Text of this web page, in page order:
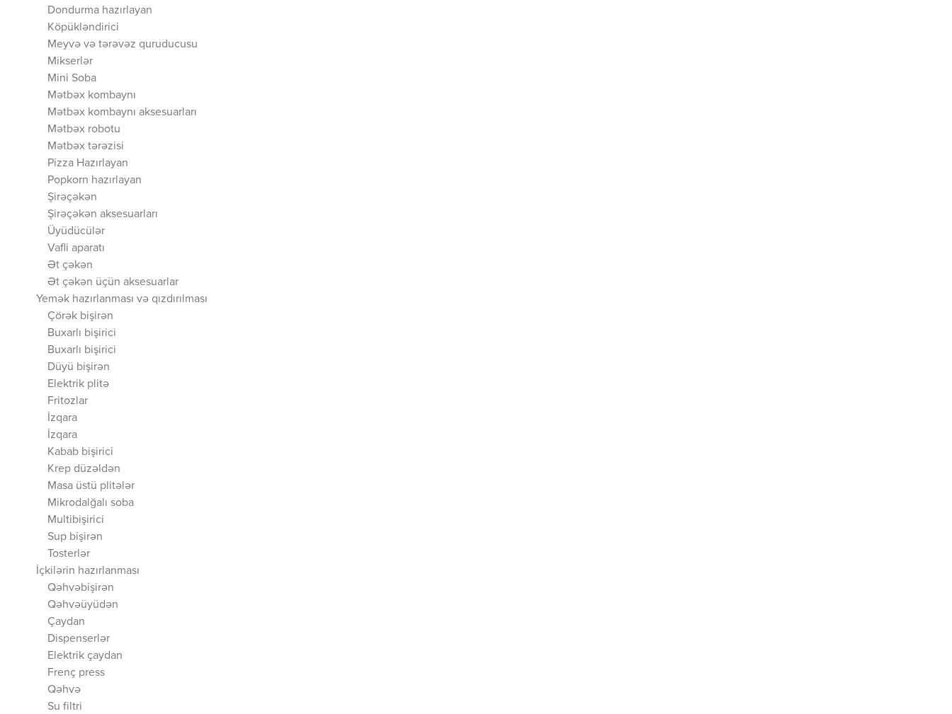
Dondurma hazırlayan
Köpükləndirici
Meyvə və tərəvəz quruducusu
Mikserlər
Mini Soba
Mətbəx kombaynı
Mətbəx kombaynı aksesuarları
Mətbəx robotu
Mətbəx tərəzisi
Pizza Hazırlayan
Popkorn hazırlayan
Şirəçəkən
Şirəçəkən aksesuarları
Üyüdücülər
Vafli aparatı
Ət çəkən
Ət çəkən üçün aksesuarlar
Yemək hazırlanması və qızdırılması
Çörək bişirən
Buxarlı bişirici
Buxarlı bişirici
Düyü bişirən
Elektrik plitə
Fritozlar
İzqara
İzqara
Kabab bişirici
Krep düzəldən
Masa üstü plitələr
Mikrodalğalı soba
Multibişirici
Sup bişirən
Tosterlər
İçkilərin hazırlanması
Qəhvəbişirən
Qəhvəüyüdən
Çaydan
Dispenserlər
Elektrik çaydan
Frenç press
Qəhvə
Su filtri